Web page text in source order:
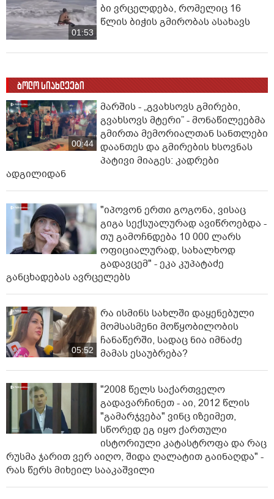
01:53
ბი ვრცელდება, რომელიც 16
წლის ბიჭის გმირობას ასახავს
ბოლო სიახლეები
00:44
მარშის - „გვახსოვს გმირები,
გვახსოვს მტერი” - მონაწილეებმა
გმირთა მემორიალთან სანთლები
დაანთეს და გმირების ხსოვნას
პატივი მიაგეს: კადრები
ადგილიდან
"იპოვონ ერთი გოგონა, ვისაც
გიგა სექსუალურად ავიწროებდა -
თუ გამოჩნდება 10 000 ლარს
ოფიციალურად, სახალხოდ
გადავცემ" - ეკა კუპატაძე
განცხადებას ავრცელებს
05:52
რა ისმინს სახლში დაყენებული
მომსასმენი მოწყობილობის
ჩანაწერში, სადაც ნია იმნაძე
მამას ესაუბრება?
"2008 წელს საქართველო
გადავარჩინეთ - აი, 2012 წლის
"გამარჯვება" ვინც იზეიმეთ,
სწორედ ეგ იყო ქართული
ისტორიული კატასტროფა და რაც
რუსმა ჯარით ვერ აიღო, შიდა ღალატით გაინაღდა" -
რას წერს მიხეილ სააკაშვილი